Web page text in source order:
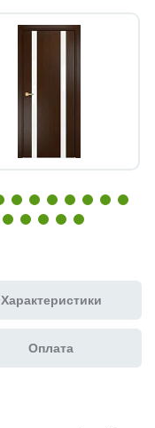
Характеристики
Оплата